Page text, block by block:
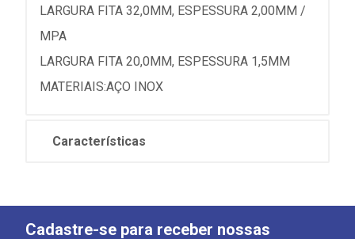
LARGURA FITA 32,0MM, ESPESSURA 2,00MM /
MPA
LARGURA FITA 20,0MM, ESPESSURA 1,5MM
MATERIAIS:AÇO INOX
Características
Cadastre-se para receber nossas